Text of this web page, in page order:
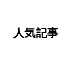
人気記事